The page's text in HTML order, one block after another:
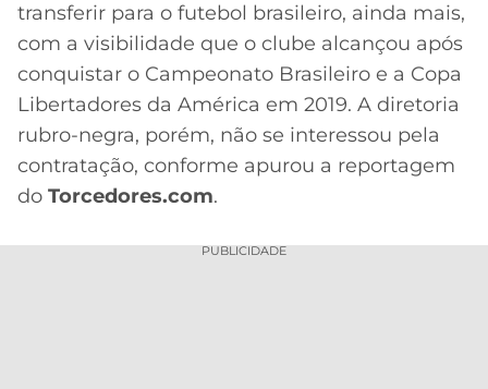
MELHORES
APPS
DE
APOSTAS
CASSINOS
ONLINE
FLAMENGO
FLUMINENSE
BOTAFOGO
VASCO
PREMIER
LEAGUE
COPA
AMERICANA
LIGA
transferir para o futebol brasileiro, ainda mais,
com a visibilidade que o clube alcançou após
conquistar o Campeonato Brasileiro e a Copa
Libertadores da América em 2019. A diretoria
rubro-negra, porém, não se interessou pela
contratação, conforme apurou a reportagem
do Torcedores.com.
PUBLICIDADE